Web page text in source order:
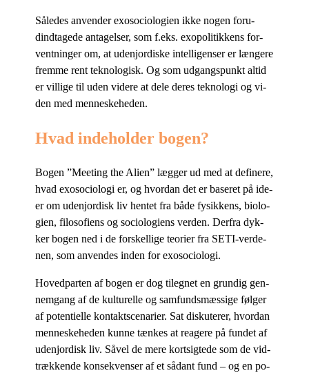
Så­le­des an­ven­der exo­so­cio­lo­gi­en ikke no­gen for­u­
dind­ta­ge­de an­ta­gel­ser, som f.eks. exopo­li­tik­kens for­
vent­nin­ger om, at udenjor­di­ske in­tel­li­gen­ser er læn­ge­re
frem­me rent tek­no­lo­gisk. Og som ud­gangs­punkt al­tid
er vil­li­ge til uden vi­de­re at dele de­res tek­no­lo­gi og vi­
den med menneskeheden.
Hvad indeholder bogen?
Bo­gen ”Me­e­ting the Ali­en” læg­ger ud med at de­fi­ne­re,
hvad exo­so­cio­lo­gi er, og hvor­dan det er ba­se­ret på ide­
er om udenjor­disk liv hen­tet fra både fy­sik­kens, bi­o­lo­
gi­en, fi­lo­so­fi­ens og so­cio­lo­gi­ens ver­den. Der­fra dyk­
ker bo­gen ned i de for­skel­li­ge te­o­ri­er fra SETI-ver­de­
nen, som an­ven­des in­den for exosociologi.
Ho­ved­par­ten af bo­gen er dog til­eg­net en grun­dig gen­
nem­gang af de kul­tu­rel­le og sam­funds­mæs­si­ge føl­ger
af po­ten­ti­el­le kon­takt­s­ce­na­ri­er. Sat dis­ku­te­rer, hvor­dan
men­ne­ske­he­den kun­ne tæn­kes at re­a­ge­re på fun­det af
udenjor­disk liv. Så­vel de mere kort­sig­te­de som de vid­
træk­ken­de kon­se­kven­ser af et så­dant fund – og en po­